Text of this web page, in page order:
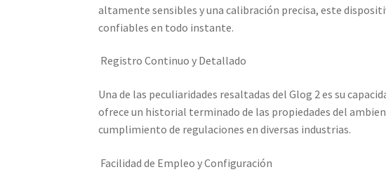
altamente sensibles y una calibración precisa, este
confiables en todo instante.
Registro Continuo y Detallado
Una de las peculiaridades resaltadas del Glog 2 es su
ofrece un historial terminado de las propiedades del
cumplimiento de regulaciones en diversas industrias.
Facilidad de Empleo y Configuración